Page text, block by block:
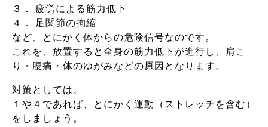
３． 疲労による筋力低下
４． 足関節の拘縮
など、とにかく体からの危険信号なのです。
これを、放置すると全身の筋力低下が進行し、肩こ
り・腰痛・体のゆがみなどの原因となります。
対策としては、
１や４であれば、とにかく運動（ストレッチを含む）
をしましょう。